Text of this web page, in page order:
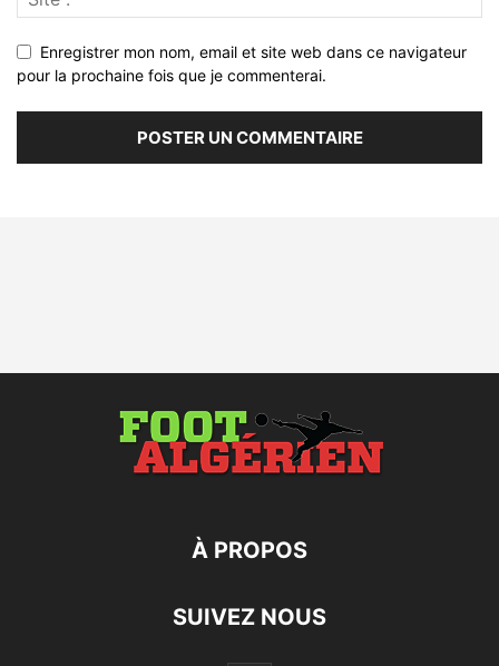
Enregistrer mon nom, email et site web dans ce navigateur
pour la prochaine fois que je commenterai.
À PROPOS
SUIVEZ NOUS